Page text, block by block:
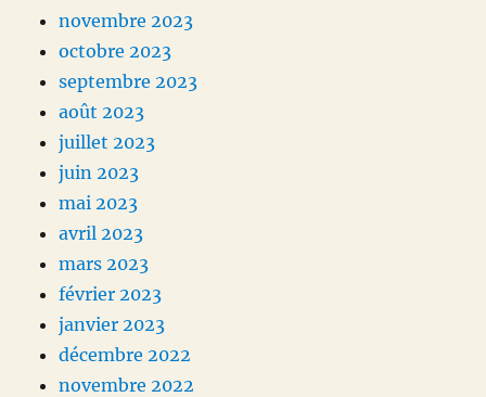
novembre 2023
octobre 2023
septembre 2023
août 2023
juillet 2023
juin 2023
mai 2023
avril 2023
mars 2023
février 2023
janvier 2023
décembre 2022
novembre 2022